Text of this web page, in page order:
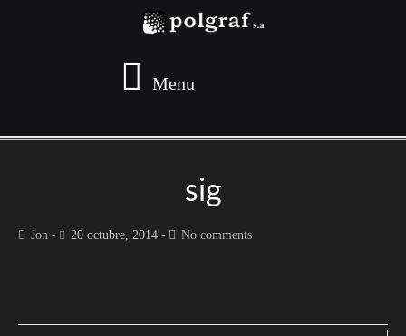
Menu
sig
Jon 20 octubre, 2014 No comments